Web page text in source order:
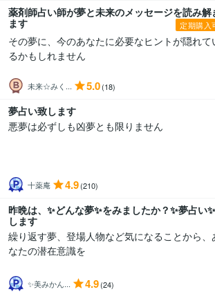
薬剤師占い師が夢と未来のメッセージを読み解
ます
定期購入
その夢に、今のあなたに必要なヒントが隠れて
るかもしれません
未来☆みく... 5.0(18)
夢占い致します
悪夢は必ずしも凶夢とも限りません
十薬庵 4.9(210)
昨晩は、✨どんな夢✨をみましたか？✨夢占い✨
します
繰り返す夢、登場人物など気になることから、
なたの潜在意識を
✨美みかん... 4.9(24)